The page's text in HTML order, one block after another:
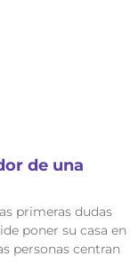
de una
primeras dudas
poner su casa en
personas centran